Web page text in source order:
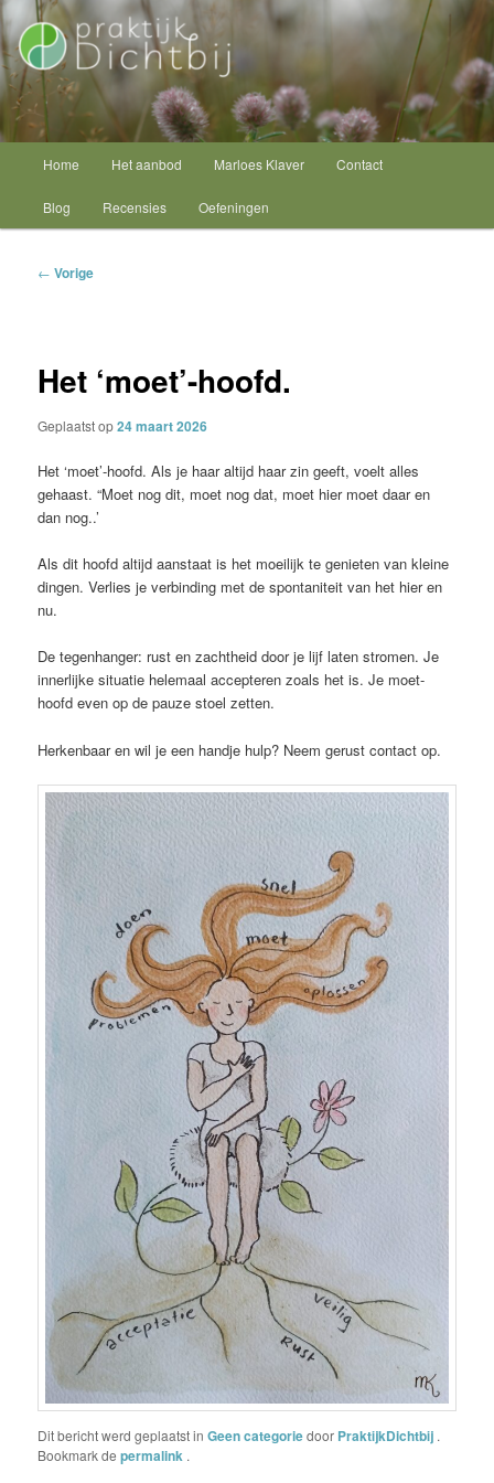
Spring
naar
de
primaire
inhoud Praktijk Dichtbij
Psycholoog Schagen
Home Het aanbod Marloes Klaver Contact
Blog Recensies Oefeningen
Bericht
← Vorige
Het ‘moet’-hoofd.
Geplaatst op24 maart 2026
Het ‘moet’-hoofd. Als je haar altijd haar zin geeft, voelt alles
gehaast. “Moet nog dit, moet nog dat, moet hier moet daar en
dan nog..’
Als dit hoofd altijd aanstaat is het moeilijk te genieten van kleine
dingen. Verlies je verbinding met de spontaniteit van het hier en
nu.
De tegenhanger: rust en zachtheid door je lijf laten stromen. Je
innerlijke situatie helemaal accepteren zoals het is. Je moet-
hoofd even op de pauze stoel zetten.
Herkenbaar en wil je een handje hulp? Neem gerust contact op.
Dit bericht werd geplaatst inGeen categoriedoor PraktijkDichtbij .
Bookmark depermalink .